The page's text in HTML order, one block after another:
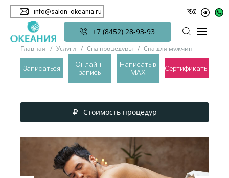
info@salon-okeania.ru
+7 (8452) 28-93-93
Записаться
Онлайн-
запись
Написать в
MAX
Сертификаты
Главная Услуги Спа процедуры
Спа для мужчин
Спа для мужчин
СПА ДЛЯ МУЖЧИН
Стоимость процедур